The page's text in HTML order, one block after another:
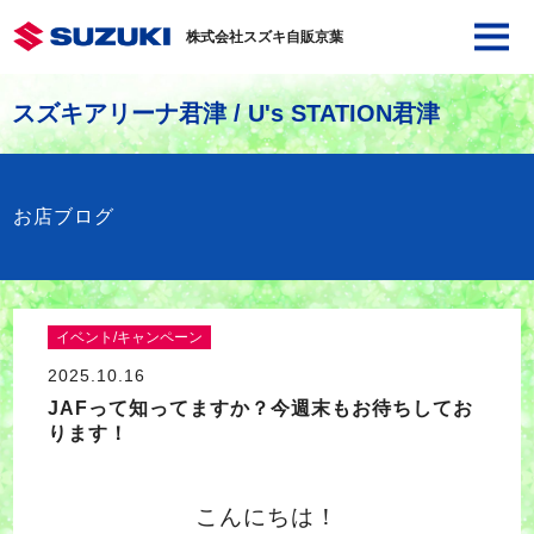
株式会社スズキ自販京葉
スズキアリーナ君津 / U's STATION君津
お店ブログ
イベント/キャンペーン
2025.10.16
JAFって知ってますか？今週末もお待ちしてお
ります！
こんにちは！